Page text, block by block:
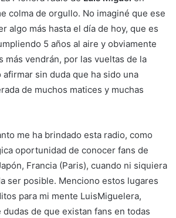
colma de orgullo. No imaginé que ese
algo más hasta el día de hoy, que es
5 años al aire y obviamente
más vendrán, por las vueltas de la
sin duda que ha sido una
de muchos matices y muchas
me ha brindado esta radio, como
oportunidad de conocer fans de
Francia (Paris), cuando ni siquiera
ser posible. Menciono estos lugares
para mi mente LuisMiguelera,
de que existan fans en todas